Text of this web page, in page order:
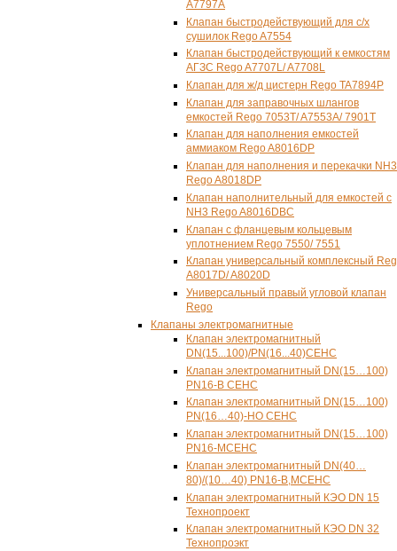
A7797A
Клапан быстродействующий для с/х
сушилок Rego A7554
Клапан быстродействующий к емкостям
АГЗС Rego A7707L/ A7708L
Клапан для ж/д цистерн Rego TA7894P
Клапан для заправочных шлангов
емкостей Rego 7053T/ A7553A/ 7901T
Клапан для наполнения емкостей
аммиаком Rego A8016DP
Клапан для наполнения и перекачки NH3
Rego A8018DP
Клапан наполнительный для емкостей с
NH3 Rego A8016DBC
Клапан с фланцевым кольцевым
уплотнением Rego 7550/ 7551
Клапан универсальный комплексный
A8017D/ A8020D
Универсальный правый угловой клапан
Rego
Клапаны электромагнитные
Клапан электромагнитный
DN(15...100)/PN(16...40)СЕНС
Клапан электромагнитный DN(15…100)
PN16-В СЕНС
Клапан электромагнитный DN(15…100)
PN(16…40)-НО СЕНС
Клапан электромагнитный DN(15…100)
PN16-МСЕНС
Клапан электромагнитный DN(40…
80)/(10…40) PN16-В,MСЕНС
Клапан электромагнитный КЭО DN 15
Технопроект
Клапан электромагнитный КЭО DN 32
Технопроэкт